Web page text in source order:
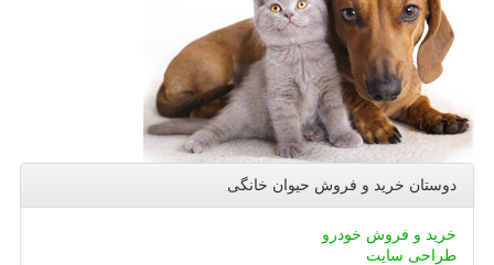
دوستان خرید و فروش حیوان خانگی
خرید و فروش خودرو
طراحی سایت